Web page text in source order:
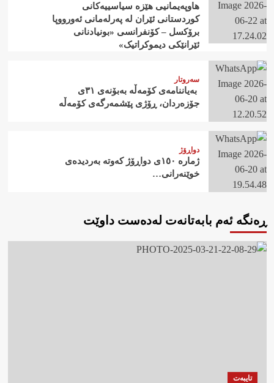
هاوپەیمانیی هێزە سیاسییەکانی
کوردستانی ئێران لە پەرلەمانی ئەورووپا
برۆکسل – کۆنفرانسی «بونیادنانی
ئێرانێکی دیموکراتیک»
سەروتار
‍ بەیاننامەی کۆمەڵە بەبۆنەی ٣١ی
جۆزەردان، ڕۆژی پێشمەرگەی کۆمەڵە
دواڕۆژ
ژمارە ١٥٠ی دواڕۆژ کەوتە بەردیدەی
خوێنەرانی…
ڕەنگە ئەم بابەتانەت لەدەست داوێت
تایبەت